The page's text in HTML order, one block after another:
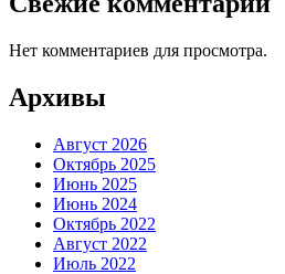
Нет комментариев для просмотра.
Архивы
Август 2026
Октябрь 2025
Июнь 2025
Июнь 2024
Октябрь 2022
Август 2022
Июль 2022